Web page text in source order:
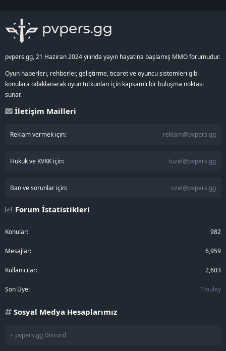
pvpers.gg, 21 Haziran 2024 yılında yayın hayatına başlamış MMO forumudur.
Oyun haberleri, rehberler, geliştirme, ticaret ve oyuncu sistemleri gibi
konulara odaklanarak oyun tutkunları için kapsamlı bir buluşma noktası
sunar.
İletişim Mailleri
Reklam vermek için: reklam@pvpers.gg
Hukuk ve KVKK için: tuzel@pvpers.gg
Ban ve sorunlar için: ozel@pvpers.gg
Forum İstatistikleri
Konular 982
Mesajlar 6,959
Kullanıcılar 2,603
Son Üye Trouley
Sosyal Medya Hesaplarımız
+ pvpers.gg Discord